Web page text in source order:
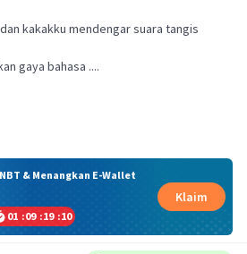
kakakku mendengar suara tangis
gaya bahasa ....
& Menangkan E-Wallet
01 :09 :19 :10
Klaim